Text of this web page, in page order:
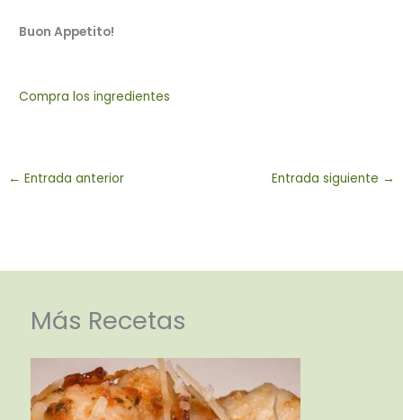
Buon Appetito!
Compra los ingredientes
← Entrada anterior Entrada siguiente →
Más Recetas